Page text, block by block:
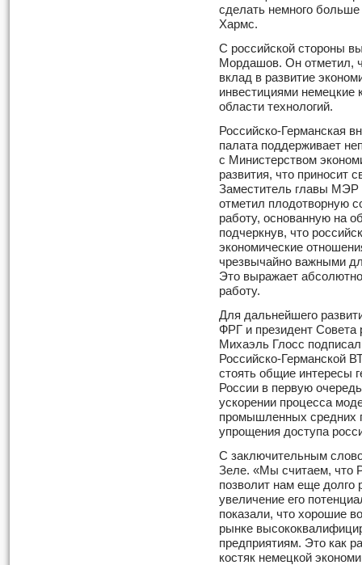
сделать немного
Хармс.
С российской стороны
Мордашов. Он отметил,
вклад в развитие
инвестициями немецкие
области технологий.
Российско-Германская
палата поддерживает
с Министерством
развития, что приносит
Заместитель главы МЭР
отметил плодотворную
работу, основанную на
подчеркнув, что
экономические
чрезвычайно важными
Это выражает
работу.
Для дальнейшего
ФРГ и президент Совета
Михаэль Глосс
Российско-Германской
стоять общие интересы
России в первую
ускорении процесса
промышленных средних
упрощения доступа
С заключительным
Зеле. «Мы считаем, что
позволит нам еще долго
увеличение его
показали, что хорошие
рынке
предприятиям. Это как
костяк немецкой